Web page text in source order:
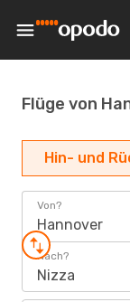
Flüge von
Hin- und
Von?
Hannover
Nach?
Nizza